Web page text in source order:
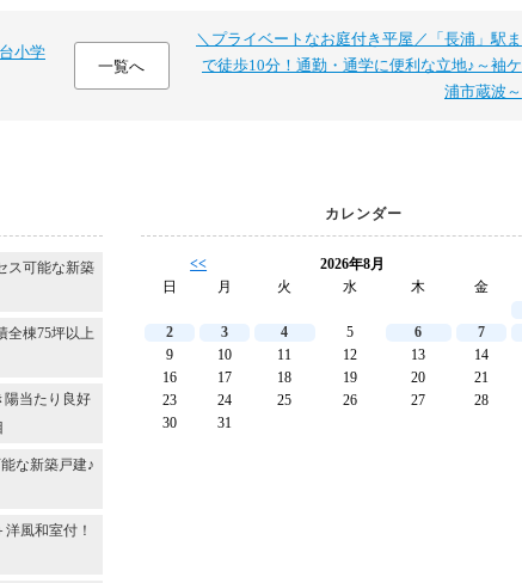
小学
一覧へ
＼プライベートなお庭付き平屋／「長浦」駅ま
で徒歩10分！通勤・通学に便利な立地♪～袖ケ
浦市蔵波～
ス可能な新築
全棟75坪以上
陽当たり良好
な新築戸建♪
風和室付！
カレンダー
<<
2026年8月
日
月 火 水 木 金
2
3 4 5 6 7
9
10 11 12 13 14
16
17 18 19 20 21
23
24 25 26 27 28
30
31